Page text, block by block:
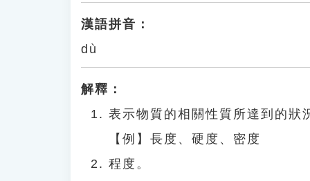
漢語拼音：
dù
解釋：
表示物質的相關性質所達到的狀
【例】長度、硬度、密度
程度。